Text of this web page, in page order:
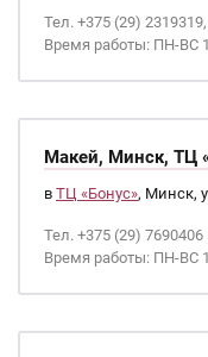
Тел. +375 (29)
Время работы: ПН-ВС
Макей, Минск, ТЦ
в ТЦ «Бонус», Минск,
Тел. +375 (29) 7690406
Время работы: ПН-ВС